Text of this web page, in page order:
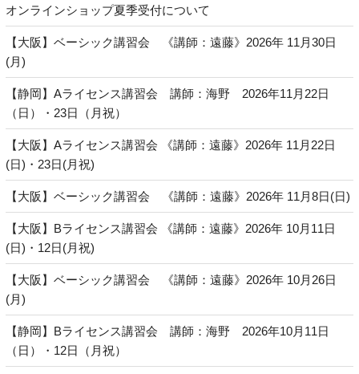
オンラインショップ夏季受付について
【大阪】ベーシック講習会 《講師：遠藤》2026年 11月30日
(月)
【静岡】Aライセンス講習会 講師：海野 2026年11月22日
（日）・23日（月祝）
【大阪】Aライセンス講習会 《講師：遠藤》2026年 11月22日
(日)・23日(月祝)
【大阪】ベーシック講習会 《講師：遠藤》2026年 11月8日(日)
【大阪】Bライセンス講習会 《講師：遠藤》2026年 10月11日
(日)・12日(月祝)
【大阪】ベーシック講習会 《講師：遠藤》2026年 10月26日
(月)
【静岡】Bライセンス講習会 講師：海野 2026年10月11日
（日）・12日（月祝）